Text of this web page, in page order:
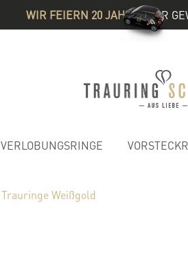
WIR FEIERN 20 JAHRE& IHR
VERLOBUNGSRINGE
Trauringe Weißgold